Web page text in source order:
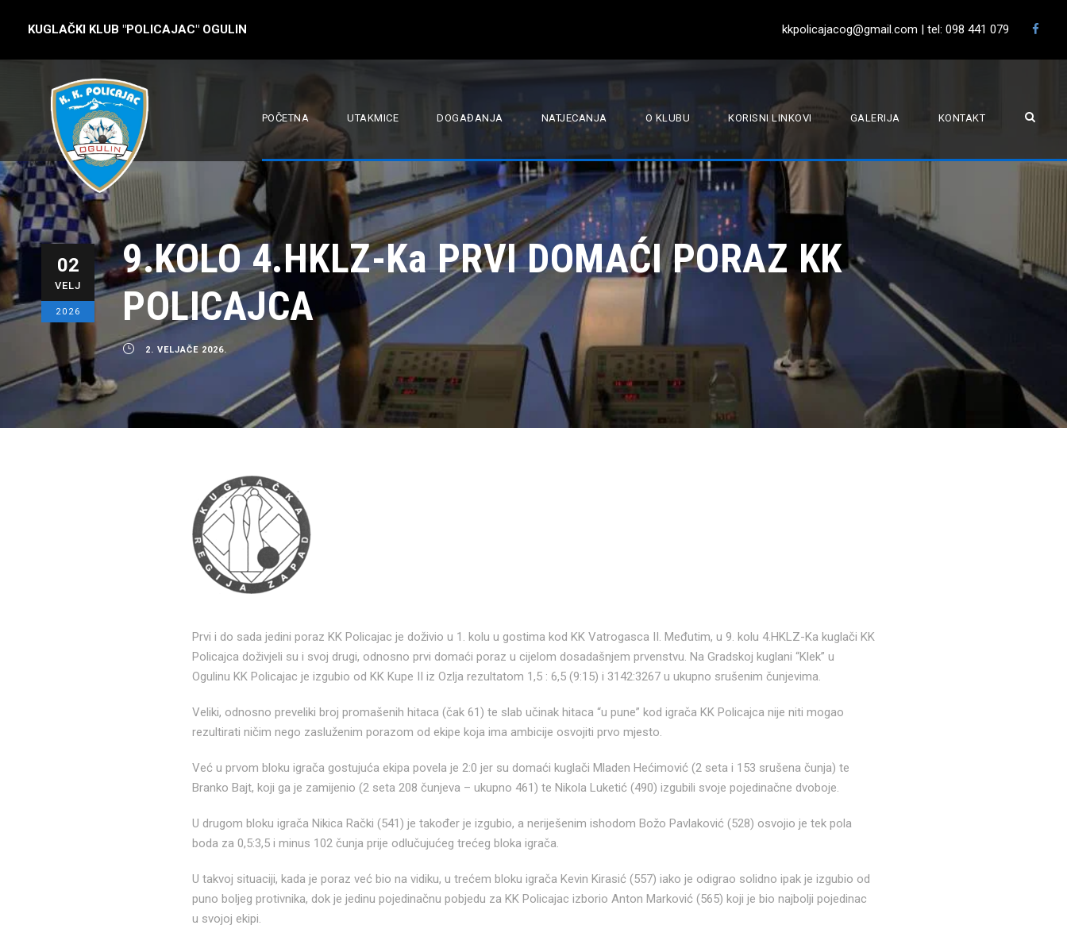
KUGLAČKI KLUB "POLICAJAC" OGULIN kkpolicajacog@gmail.com | tel: 098 441 079
POČETNA UTAKMICE DOGAĐANJA NATJECANJA O KLUBU KORISNI LINKOVI GALERIJA KONTAKT
02
VELJ
2026
9.KOLO 4.HKLZ-Ka PRVI DOMAĆI PORAZ KK
POLICAJCA
2. VELJAČE 2026.
Prvi i do sada jedini poraz KK Policajac je doživio u 1. kolu u gostima kod KK Vatrogasca II. Međutim, u 9. kolu 4.HKLZ-Ka kuglači KK
Policajca doživjeli su i svoj drugi, odnosno prvi domaći poraz u cijelom dosadašnjem prvenstvu. Na Gradskoj kuglani “Klek” u
Ogulinu KK Policajac je izgubio od KK Kupe II iz Ozlja rezultatom 1,5 : 6,5 (9:15) i 3142:3267 u ukupno srušenim čunjevima.
Veliki, odnosno preveliki broj promašenih hitaca (čak 61) te slab učinak hitaca “u pune” kod igrača KK Policajca nije niti mogao
rezultirati ničim nego zasluženim porazom od ekipe koja ima ambicije osvojiti prvo mjesto.
Već u prvom bloku igrača gostujuća ekipa povela je 2:0 jer su domaći kuglači Mladen Hećimović (2 seta i 153 srušena čunja) te
Branko Bajt, koji ga je zamijenio (2 seta 208 čunjeva – ukupno 461) te Nikola Luketić (490) izgubili svoje pojedinačne dvoboje.
U drugom bloku igrača Nikica Rački (541) je također je izgubio, a neriješenim ishodom Božo Pavlaković (528) osvojio je tek pola
boda za 0,5:3,5 i minus 102 čunja prije odlučujućeg trećeg bloka igrača.
U takvoj situaciji, kada je poraz već bio na vidiku, u trećem bloku igrača Kevin Kirasić (557) iako je odigrao solidno ipak je izgubio od
puno boljeg protivnika, dok je jedinu pojedinačnu pobjedu za KK Policajac izborio Anton Marković (565) koji je bio najbolji pojedinac
u svojoj ekipi.